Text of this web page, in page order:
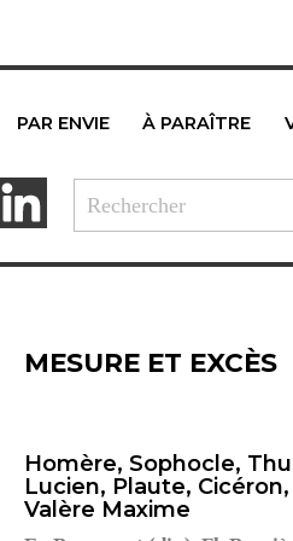
PAR ENVIE À PARAÎTRE
Instagram
MESURE ET EXCÈS
Homère, Sophocle,
Lucien, Plaute,
Valère Maxime